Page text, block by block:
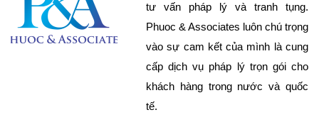
tư vấn pháp lý và tranh tụng.
Phuoc & Associates luôn chú trọng
vào sự cam kết của mình là cung
cấp dịch vụ pháp lý trọn gói cho
khách hàng trong nước và quốc
tế.